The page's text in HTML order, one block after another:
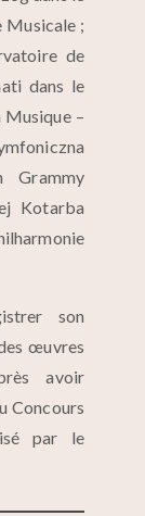
Musicale ;
de
dans le
Musique –
Grammy
Kotarba
son
œuvres
avoir
Concours
par le